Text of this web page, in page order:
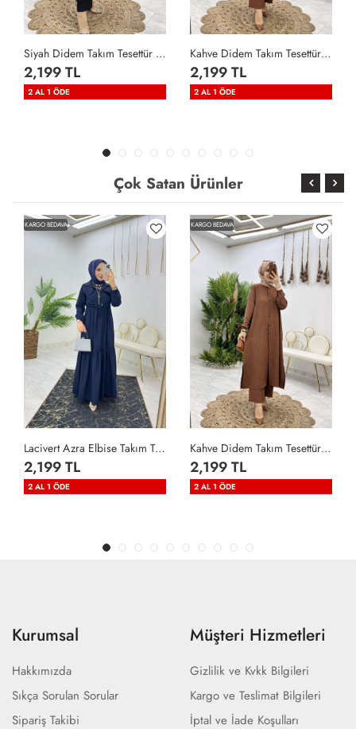
Siyah Didem Takım Tesettür Giyim Siyah
2,199 TL
2 AL 1 ÖDE
Kahve Didem Takım Tesettür Giyim Kahverengi
2,199 TL
2 AL 1 ÖDE
Çok Satan Ürünler
KARGO BEDAVA
Lacivert Azra Elbise Takım Tesettür Giyim Lacivert
2,199 TL
2 AL 1 ÖDE
KARGO BEDAVA
Kahve Didem Takım Tesettür Giyim Kahverengi
2,199 TL
2 AL 1 ÖDE
Kurumsal
Hakkımızda
Sıkça Sorulan Sorular
Sipariş Takibi
Müşteri Hizmetleri
Gizlilik ve Kvkk Bilgileri
Kargo ve Teslimat Bilgileri
İptal ve İade Koşulları